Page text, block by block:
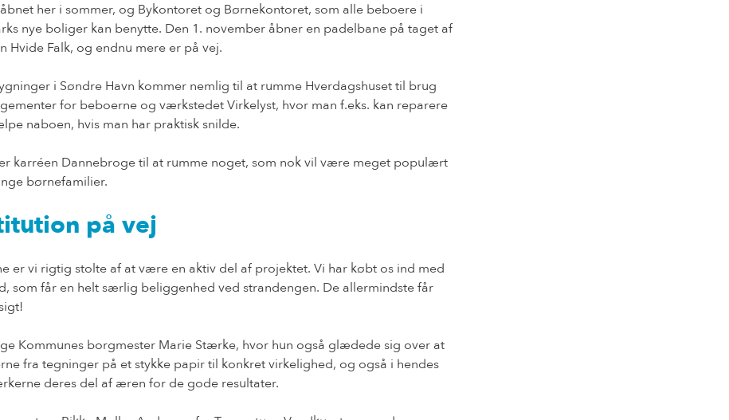
her i sommer, og Bykontoret og Børnekontoret, som alle beboere i
nye boliger kan benytte. Den 1. november åbner en padelbane på taget af
Hvide Falk, og endnu mere er på vej.
i Søndre Havn kommer nemlig til at rumme Hverdagshuset til brug
for beboerne og værkstedet Virkelyst, hvor man f.eks. kan reparere
naboen, hvis man har praktisk snilde.
karréen Dannebroge til at rumme noget, som nok vil være meget populært
børnefamilier.
på vej
er vi rigtig stolte af at være en aktiv del af projektet. Vi har købt os ind med
som får en helt særlig beliggenhed ved strandengen. De allermindste får
Kommunes borgmester Marie Stærke, hvor hun også glædede sig over at
fra tegninger på et stykke papir til konkret virkelighed, og også i hendes
deres del af æren for de gode resultater.